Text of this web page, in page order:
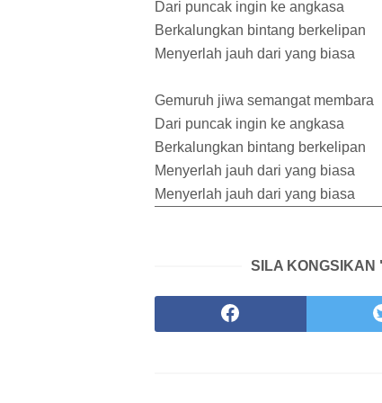
Dari puncak ingin ke angkasa
Berkalungkan bintang berkelipan
Menyerlah jauh dari yang biasa
Gemuruh jiwa semangat membara
Dari puncak ingin ke angkasa
Berkalungkan bintang berkelipan
Menyerlah jauh dari yang biasa
Menyerlah jauh dari yang biasa
SILA KONGSIKAN